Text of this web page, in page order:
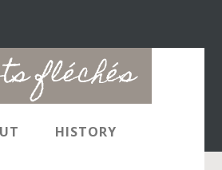
fléchés
HISTORY